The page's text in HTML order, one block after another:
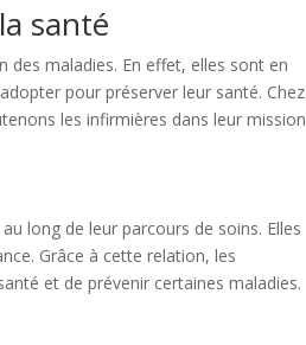
santé
maladies. En effet, elles sont en
pour préserver leur santé. Chez
les infirmières dans leur mission
long de leur parcours de soins. Elles
Grâce à cette relation, les
et de prévenir certaines maladies.